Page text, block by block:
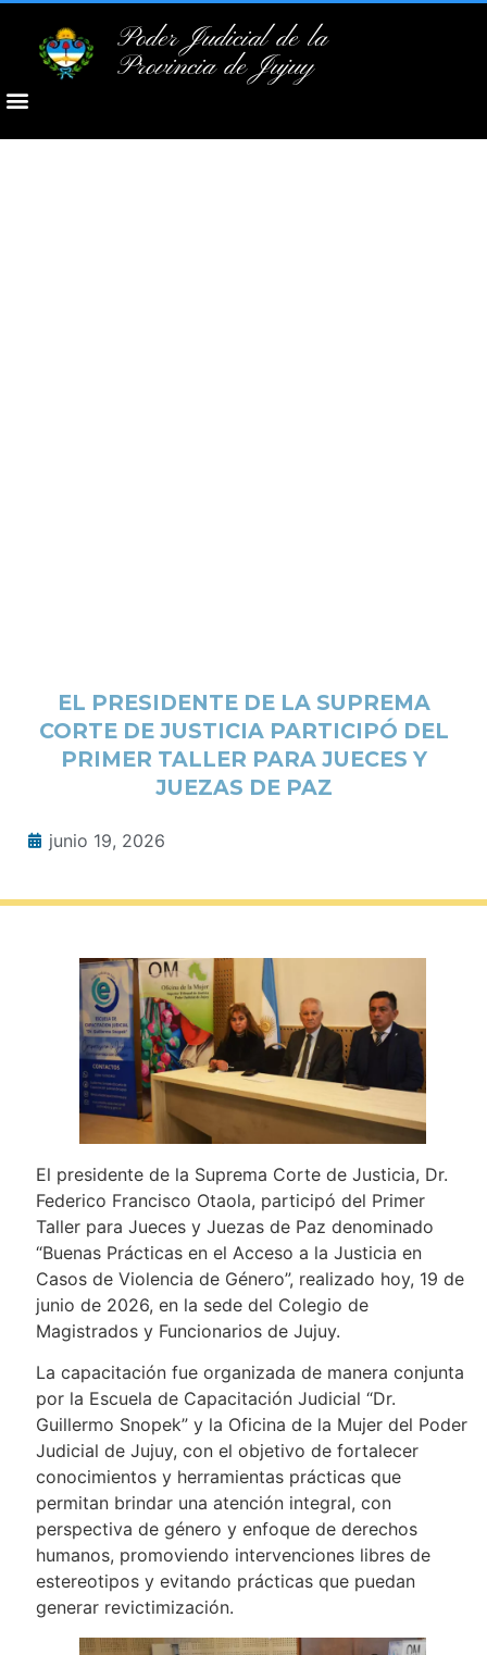
Poder Judicial de la
Provincia de Jujuy
EL PRESIDENTE DE LA SUPREMA
CORTE DE JUSTICIA PARTICIPÓ DEL
PRIMER TALLER PARA JUECES Y
JUEZAS DE PAZ
junio 19, 2026
El presidente de la Suprema Corte de Justicia, Dr.
Federico Francisco Otaola, participó del Primer
Taller para Jueces y Juezas de Paz denominado
“Buenas Prácticas en el Acceso a la Justicia en
Casos de Violencia de Género”, realizado hoy, 19 de
junio de 2026, en la sede del Colegio de
Magistrados y Funcionarios de Jujuy.
La capacitación fue organizada de manera conjunta
por la Escuela de Capacitación Judicial “Dr.
Guillermo Snopek” y la Oficina de la Mujer del Poder
Judicial de Jujuy, con el objetivo de fortalecer
conocimientos y herramientas prácticas que
permitan brindar una atención integral, con
perspectiva de género y enfoque de derechos
humanos, promoviendo intervenciones libres de
estereotipos y evitando prácticas que puedan
generar revictimización.